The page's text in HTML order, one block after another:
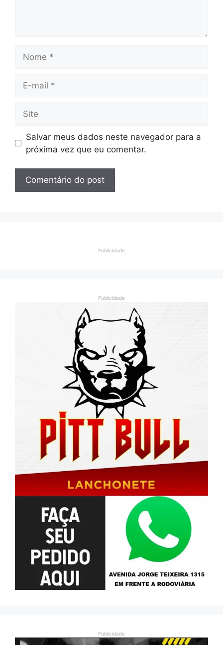
mail
Salvar meus dados neste navegador para a
próxima vez que eu comentar.
Publicidade
Publicidade
Publicidade